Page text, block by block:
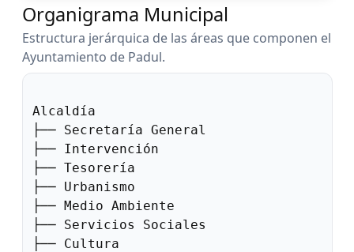
Organigrama Municipal
Estructura jerárquica de las áreas que componen el
Ayuntamiento de Padul.
Alcaldía
├── Secretaría General
├── Intervención
├── Tesorería
├── Urbanismo
├── Medio Ambiente
├── Servicios Sociales
├── Cultura